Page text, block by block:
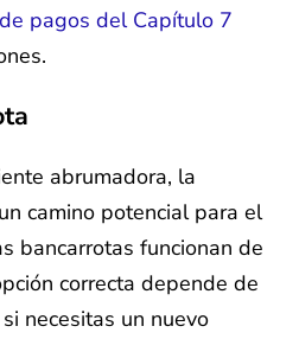
pagos del Capítulo 7
abrumadora, la
camino potencial para el
bancarrotas funcionan de
correcta depende de
necesitas un nuevo